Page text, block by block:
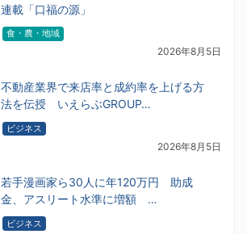
連載「口福の源」
食・農・地域
2026年8月5日
不動産業界で来店率と成約率を上げる方
法を伝授 いえらぶGROUP…
ビジネス
2026年8月5日
若手漫画家ら30人に年120万円 助成
金、アスリート水準に増額 …
ビジネス